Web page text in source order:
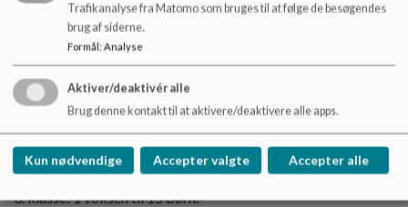
Normering
Normering pr. 1. oktober 2025
UFOens samlede børnenormering udgør pr. 1. oktober 2025:
Normeringen i UFOen (pr. 1. januar 2019): Børnehaveklasse -
3. klasse: 1 voksen til 15 børn.
Trafikanalyse fra Matomo som bruges til at følge de besøgendes
brug af siderne.
Formål: Analyse
Aktiver/deaktivér alle
Brug denne kontakt til at aktivere/deaktivere alle apps.
Kun nødvendige Accepter valgte Accepter alle